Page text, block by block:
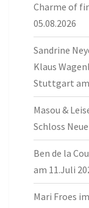
Charme of
05.08.2026
Sandrine
Klaus
Stuttgart am
Masou &
Schloss
Ben de la
am 11.Juli
Mari Froes